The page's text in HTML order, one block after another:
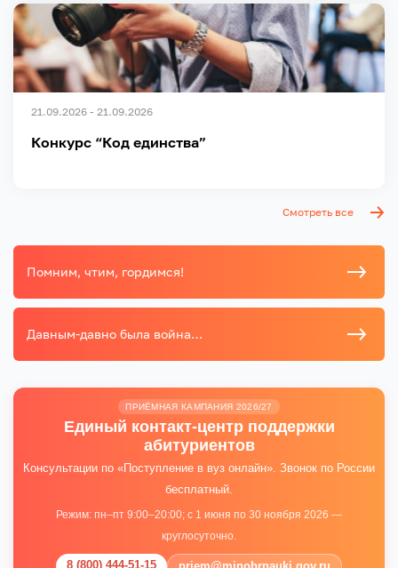
21.09.2026 - 21.09.2026
Конкурс “Код единства”
Смотреть все
Помним, чтим, гордимся!
Давным-давно была война…
ПРИЁМНАЯ КАМПАНИЯ 2026/27
Единый контакт-центр поддержки
абитуриентов
Консультации по «Поступление в вуз онлайн». Звонок по России
бесплатный.
Режим: пн–пт 9:00–20:00; с 1 июня по 30 ноября 2026 —
круглосуточно.
8 (800) 444-51-15